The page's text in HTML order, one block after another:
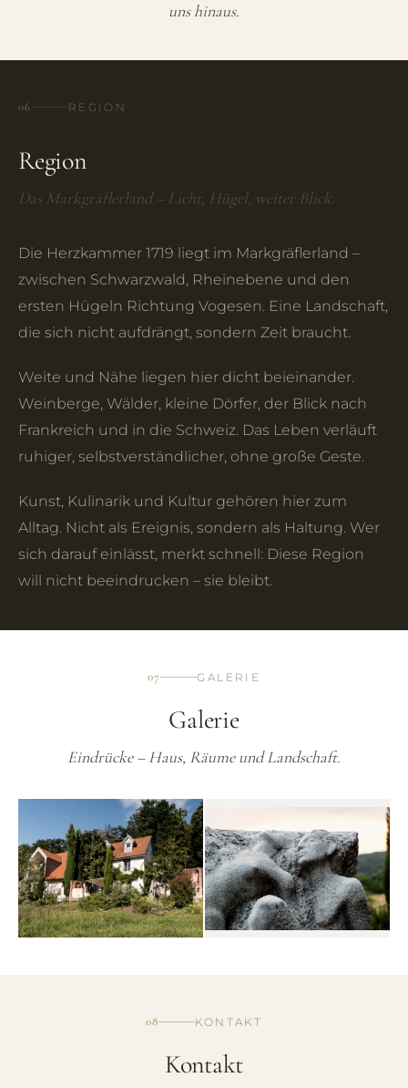
uns hinaus.
06 REGION
Region
Das Markgräflerland – Licht, Hügel, weiter Blick.
Die Herzkammer 1719 liegt im Markgräflerland –
zwischen Schwarzwald, Rheinebene und den
ersten Hügeln Richtung Vogesen. Eine Landschaft,
die sich nicht aufdrängt, sondern Zeit braucht.
Weite und Nähe liegen hier dicht beieinander.
Weinberge, Wälder, kleine Dörfer, der Blick nach
Frankreich und in die Schweiz. Das Leben verläuft
ruhiger, selbstverständlicher, ohne große Geste.
Kunst, Kulinarik und Kultur gehören hier zum
Alltag. Nicht als Ereignis, sondern als Haltung. Wer
sich darauf einlässt, merkt schnell: Diese Region
will nicht beeindrucken – sie bleibt.
07 GALERIE
Galerie
Eindrücke – Haus, Räume und Landschaft.
08 KONTAKT
Kontakt